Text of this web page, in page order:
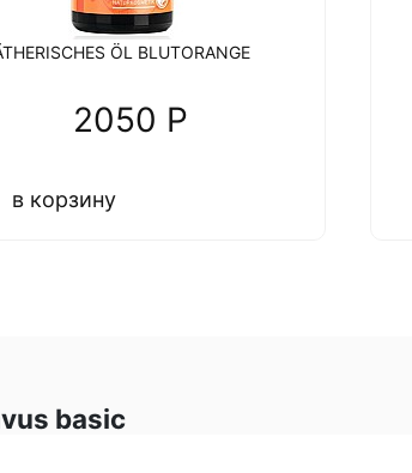
ÖL BLUTORANGE
2050 P
в корзину
basic